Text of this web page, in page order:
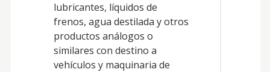
lubricantes, líquidos de
frenos, agua destilada y otros
productos análogos o
similares con destino a
vehículos y maquinaria de